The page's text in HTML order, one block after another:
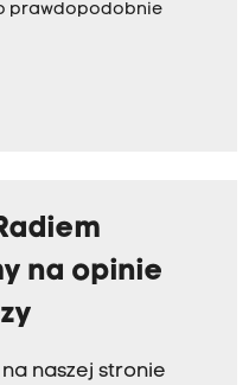
prawdopodobnie
na opinie
naszej stronie